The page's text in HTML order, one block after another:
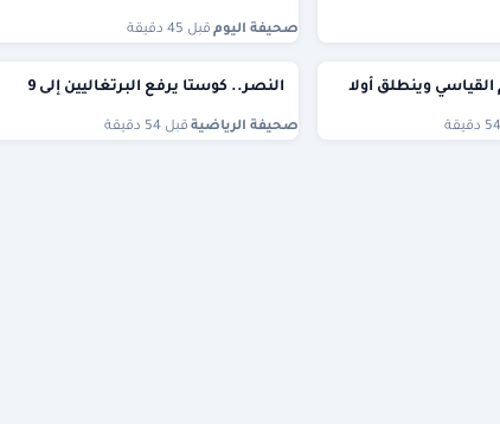
صحيفة اليوم· قبل 45 دقيقة
وينطلق أولا النصر.. كوستا يرفع البرتغاليين إلى 9
صحيفة الرياضية· قبل 54 دقيقة